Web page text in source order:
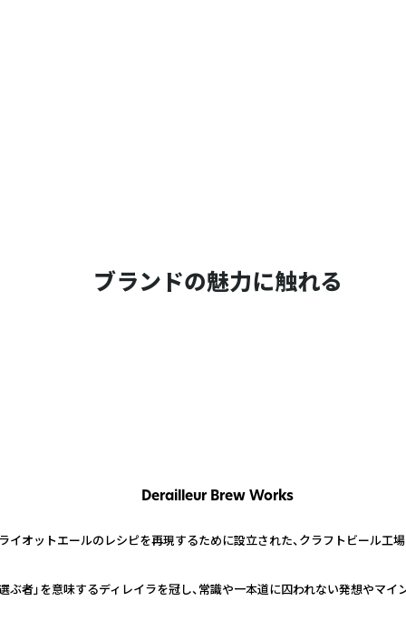
ブランドの魅力に触れる
Derailleur Brew Works
イオットエールのレシピを再現するために設立された、クラフトビール工
者」を意味するディレイラを冠し、常識や一本道に囚われない発想やマイ